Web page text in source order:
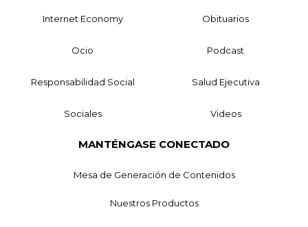
Internet Economy Obituarios
Ocio Podcast
Responsabilidad Social Salud Ejecutiva
Sociales Videos
MANTÉNGASE CONECTADO
Mesa de Generación de Contenidos
Nuestros Productos